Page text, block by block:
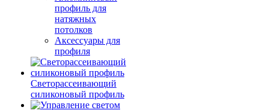
профиль для
натяжных
потолков
Аксессуары для
профиля
Светорассеивающий
силиконовый профиль